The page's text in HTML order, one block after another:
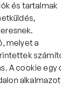
és tartalmak
A cookie egy